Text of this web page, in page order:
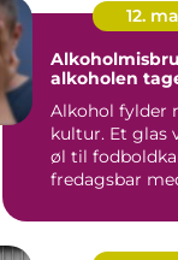
12.
Alkoholmisbrug
alkoholen
Alkohol fylder
kultur. Et glas
øl til
fredagsbar